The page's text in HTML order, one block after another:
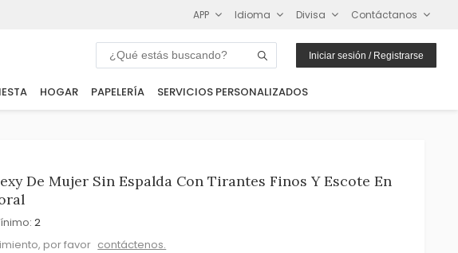
APP Idioma Divisa Contáctanos
Iniciar sesión / Registrarse
HOGAR PAPELERÍA SERVICIOS PERSONALIZADOS
De Mujer Sin Espalda Con Tirantes Finos Y Escote En
2
por favor contáctenos.